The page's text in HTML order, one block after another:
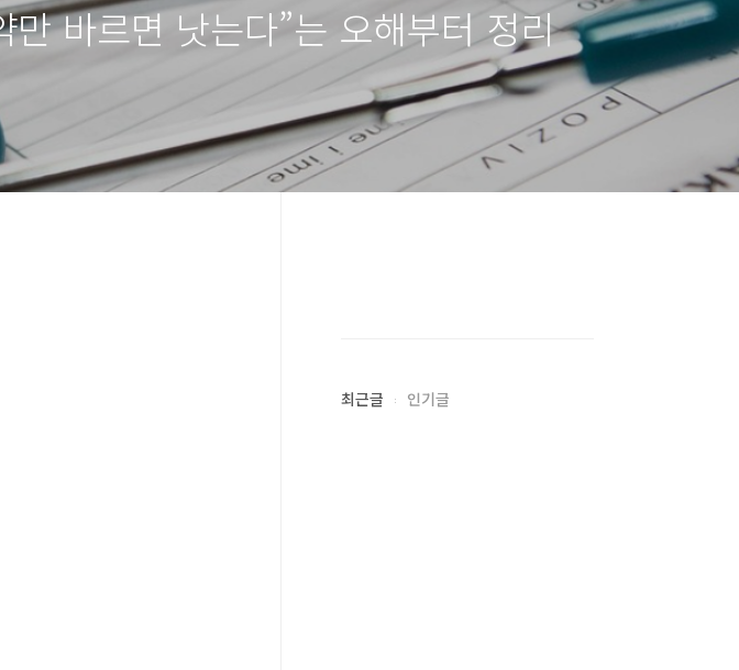
바르면 낫는다”는 오해부터 정리
최근글 인기글